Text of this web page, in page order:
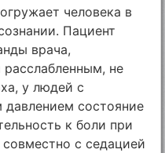
человека в
Пациент
врача,
расслабленным, не
у людей с
состояние
к боли при
с седацией